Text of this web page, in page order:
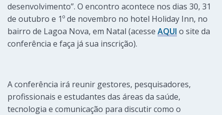
desenvolvimento”. O encontro acontece nos dias 30, 31
de outubro e 1º de novembro no hotel Holiday Inn, no
bairro de Lagoa Nova, em Natal (acesse AQUI o site da
conferência e faça já sua inscrição).
A conferência irá reunir gestores, pesquisadores,
profissionais e estudantes das áreas da saúde,
tecnologia e comunicação para discutir como o